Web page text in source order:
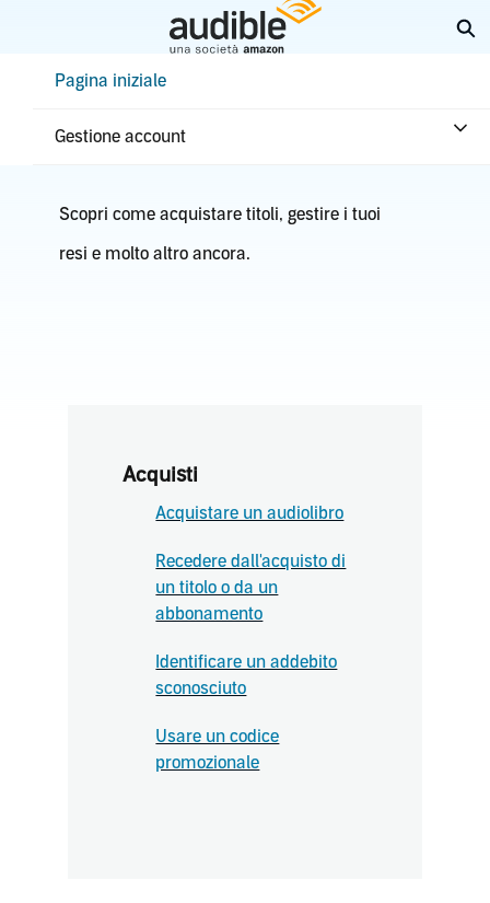
principalePagina iniziale
Gestione account
Acquisti e rimborsi
Scopri come acquistare titoli, gestire i tuoi
resi e molto altro ancora.
Acquisti
Acquistare un audiolibro
Recedere dall'acquisto di
un titolo o da un
abbonamento
Identificare un addebito
sconosciuto
Usare un codice
promozionale